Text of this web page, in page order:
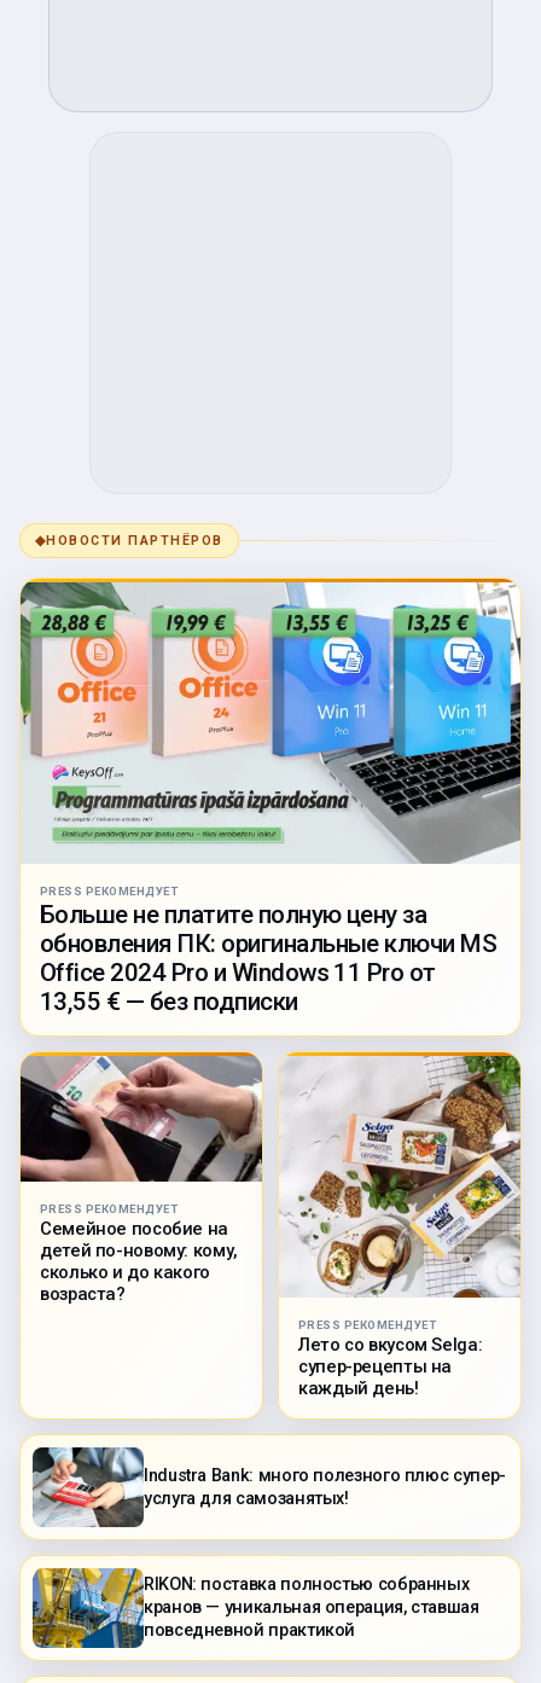
◆НОВОСТИ ПАРТНЁРОВ
PRESS РЕКОМЕНДУЕТ
Больше не платите полную цену за
обновления ПК: оригинальные ключи MS
Office 2024 Pro и Windows 11 Pro от
13,55 € — без подписки
PRESS РЕКОМЕНДУЕТ
Семейное пособие на
детей по-новому: кому,
сколько и до какого
возраста?
PRESS РЕКОМЕНДУЕТ
Лето со вкусом Selga:
супер-рецепты на
каждый день!
Industra Bank: много полезного плюс супер-
услуга для самозанятых!
RIKON: поставка полностью собранных
кранов — уникальная операция, ставшая
повседневной практикой